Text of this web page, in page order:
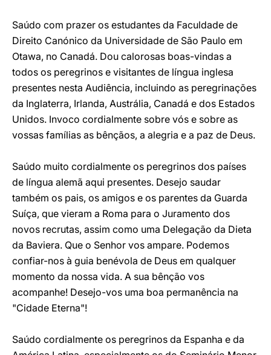
Saúdo com prazer os estudantes da Faculdade de
Direito Canónico da Universidade de São Paulo em
Otawa, no Canadá. Dou calorosas boas-vindas a
todos os peregrinos e visitantes de língua inglesa
presentes nesta Audiência, incluindo as peregrinações
da Inglaterra, Irlanda, Austrália, Canadá e dos Estados
Unidos. Invoco cordialmente sobre vós e sobre as
vossas famílias as bênçãos, a alegria e a paz de Deus.
Saúdo muito cordialmente os peregrinos dos países
de língua alemã aqui presentes. Desejo saudar
também os pais, os amigos e os parentes da Guarda
Suíça, que vieram a Roma para o Juramento dos
novos recrutas, assim como uma Delegação da Dieta
da Baviera. Que o Senhor vos ampare. Podemos
confiar-nos à guia benévola de Deus em qualquer
momento da nossa vida. A sua bênção vos
acompanhe! Desejo-vos uma boa permanência na
"Cidade Eterna"!
Saúdo cordialmente os peregrinos da Espanha e da